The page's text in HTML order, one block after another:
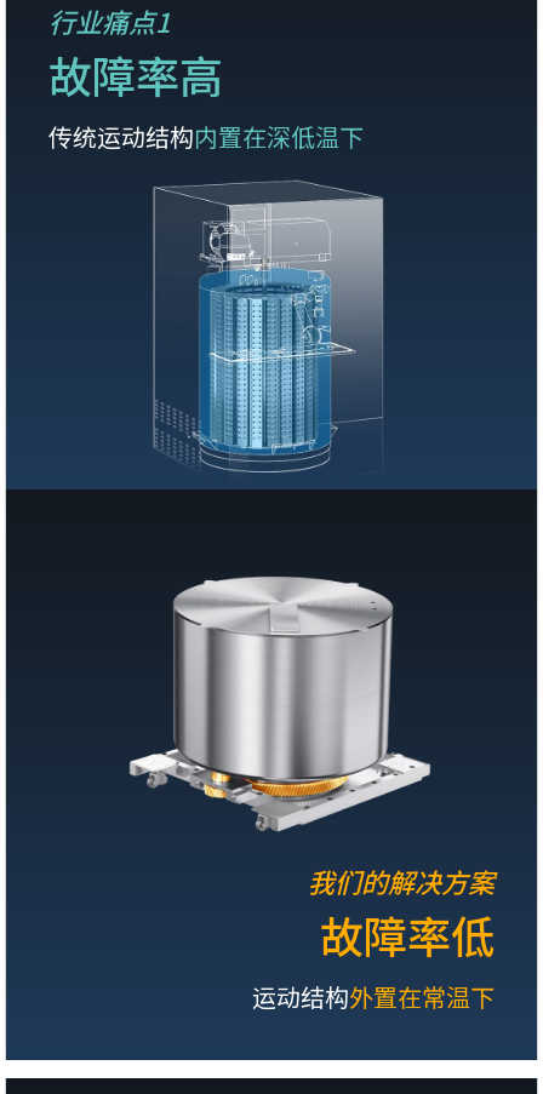
行业痛点1
故障率高
传统运动结构内置在深低温下
我们的解决方案
故障率低
运动结构外置在常温下